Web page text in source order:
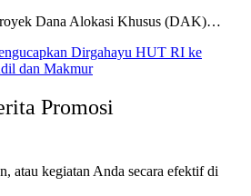
Dana Alokasi Khusus (DAK)…
Promosi
atau kegiatan Anda secara efektif di